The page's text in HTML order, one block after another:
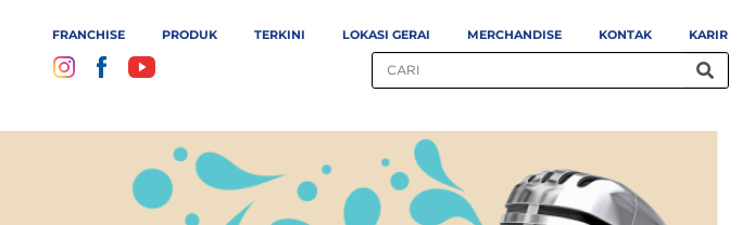
FRANCHISE PRODUK TERKINI LOKASI GERAI MERCHANDISE KONTAK KARIR